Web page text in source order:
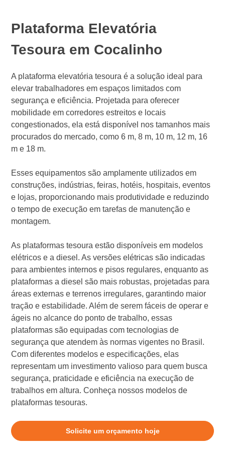
Plataforma Elevatória
Tesoura em Cocalinho
A plataforma elevatória tesoura é a solução ideal para
elevar trabalhadores em espaços limitados com
segurança e eficiência. Projetada para oferecer
mobilidade em corredores estreitos e locais
congestionados, ela está disponível nos tamanhos mais
procurados do mercado, como 6 m, 8 m, 10 m, 12 m, 16
m e 18 m.
Esses equipamentos são amplamente utilizados em
construções, indústrias, feiras, hotéis, hospitais, eventos
e lojas, proporcionando mais produtividade e reduzindo
o tempo de execução em tarefas de manutenção e
montagem.
As plataformas tesoura estão disponíveis em modelos
elétricos e a diesel. As versões elétricas são indicadas
para ambientes internos e pisos regulares, enquanto as
plataformas a diesel são mais robustas, projetadas para
áreas externas e terrenos irregulares, garantindo maior
tração e estabilidade. Além de serem fáceis de operar e
ágeis no alcance do ponto de trabalho, essas
plataformas são equipadas com tecnologias de
segurança que atendem às normas vigentes no Brasil.
Com diferentes modelos e especificações, elas
representam um investimento valioso para quem busca
segurança, praticidade e eficiência na execução de
trabalhos em altura. Conheça nossos modelos de
plataformas tesouras.
Solicite um orçamento hoje